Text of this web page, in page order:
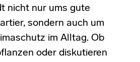
nicht nur ums gute
sondern auch um
im Alltag. Ob
oder diskutieren